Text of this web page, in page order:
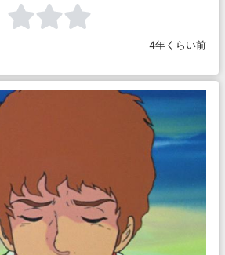
4年くらい前